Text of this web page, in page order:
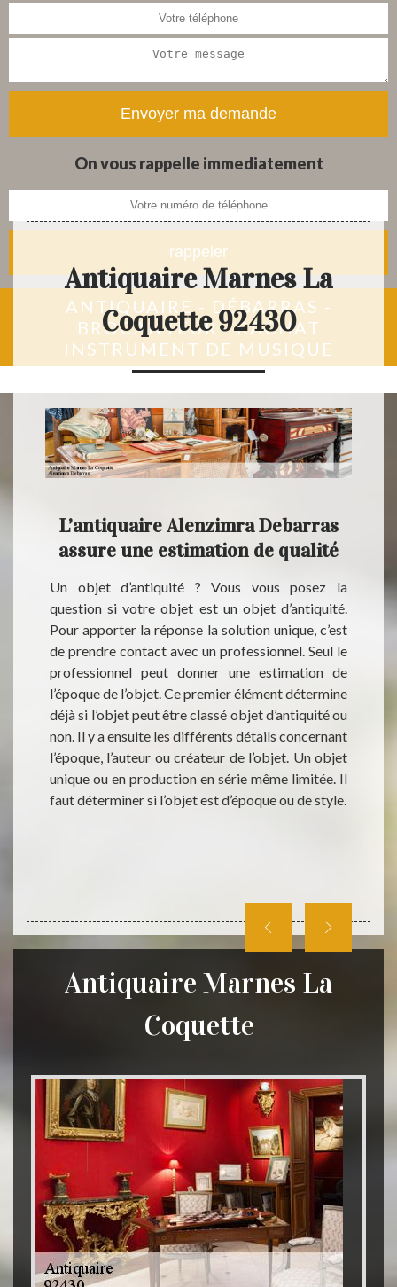
On vous rappelle immediatement
ANTIQUAIRE - DÉBARRAS -
BROCANTEUR - RACHAT
INSTRUMENT DE MUSIQUE
restauration de meubles, tableau,
tapis et objets anciens
Antiquaire Marnes La
Coquette 92430
pas
est
de
va
en
un
un
prix
L’antiquaire Alenzimra Debarras
assure une estimation de qualité
Un objet d’antiquité ? Vous vous posez la
question si votre objet est un objet d’antiquité.
Pour apporter la réponse la solution unique, c’est
de prendre contact avec un professionnel. Seul le
professionnel peut donner une estimation de
l’époque de l’objet. Ce premier élément détermine
déjà si l’objet peut être classé objet d’antiquité ou
non. Il y a ensuite les différents détails concernant
l’époque, l’auteur ou créateur de l’objet. Un objet
unique ou en production en série même limitée. Il
faut déterminer si l’objet est d’époque ou de style.
En
de
Antiquaire Marnes La
Coquette